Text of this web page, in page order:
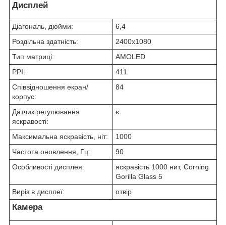
Дисплей
Діагональ, дюйми:
6,4
Роздільна здатність:
2400x1080
Тип матриці:
AMOLED
PPI:
411
Співвідношення екран/
корпус:
84
Датчик регулювання
яскравості:
є
Максимальна яскравість, ніт:
1000
Частота оновлення, Гц:
90
Особливості дисплея:
яскравість 1000 нит, Corning
Gorilla Glass 5
Виріз в дисплеї:
отвір
Камера